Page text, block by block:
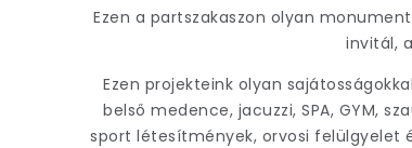
Ezen a partszakaszon olyan
invitál,
Ezen projekteink olyan
belső medence, jacuzzi, SPA, GYM,
sport létesítmények, orvosi felülgyelet